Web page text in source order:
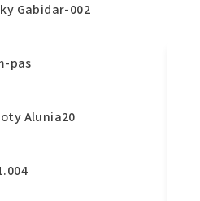
Gabidar-002
pas
Alunia20